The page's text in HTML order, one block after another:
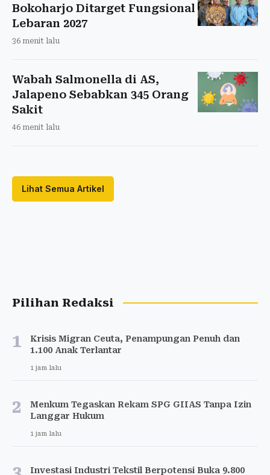
Bokoharjo Ditarget Fungsional
Lebaran 2027
36 menit lalu
Wabah Salmonella di AS,
Jalapeno Sebabkan 345 Orang
Sakit
46 menit lalu
Lihat Semua Artikel
Pilihan Redaksi
1
Krisis Migran Ceuta, Penampungan Penuh dan
1.100 Anak Terlantar
1 jam lalu
2
Menkum Tegaskan Rekam SPG GIIAS Tanpa Izin
Langgar Hukum
1 jam lalu
Investasi Industri Tekstil Berpotensi Buka 9.800